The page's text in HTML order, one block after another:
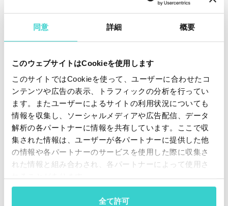
同意 詳細 概要
このウェブサイトはCookieを使用します
このサイトではCookieを使って、ユーザーに合わせたコ
ンテンツや広告の表示、トラフィックの分析を行ってい
ます。またユーザーによるサイトの利用状況についても
情報を収集し、ソーシャルメディアや広告配信、データ
解析の各パートナーに情報を共有しています。ここで収
集された情報は、ユーザーが各パートナーに提供した他
の情報や各パートナーのサービスを使用した際に収集さ
れた情報と組み合わされ、各パートナーによって使用さ
全て許可
NSYS Buybackで、各端末の外観および機能状態
に基づいた正確な下取り価格を再流通ビジネスお
よびスマートフォン販売店向けに提供します
デモを予定する